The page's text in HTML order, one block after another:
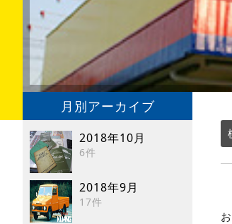
月別アーカイブ
2018年10月
6件
2018年9月
17件